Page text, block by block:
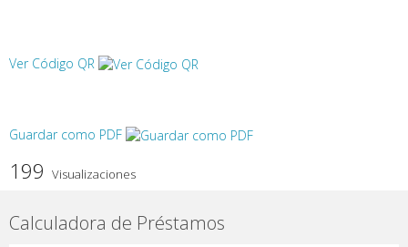
Ver Código QR
Guardar como PDF
199 Visualizaciones
Calculadora de Préstamos